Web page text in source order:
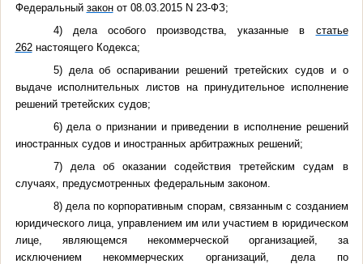
Федеральный законот 08.03.2015 N 23-ФЗ;
4) дела особого производства, указанные в статье
262настоящего Кодекса;
5) дела об оспаривании решений третейских судов и о
выдаче исполнительных листов на принудительное исполнение
решений третейских судов;
6) дела о признании и приведении в исполнение решений
иностранных судов и иностранных арбитражных решений;
7) дела об оказании содействия третейским судам в
случаях, предусмотренных федеральным законом.
8) дела по корпоративным спорам, связанным с созданием
юридического лица, управлением им или участием в юридическом
лице, являющемся некоммерческой организацией, за
исключением некоммерческих организаций, дела по